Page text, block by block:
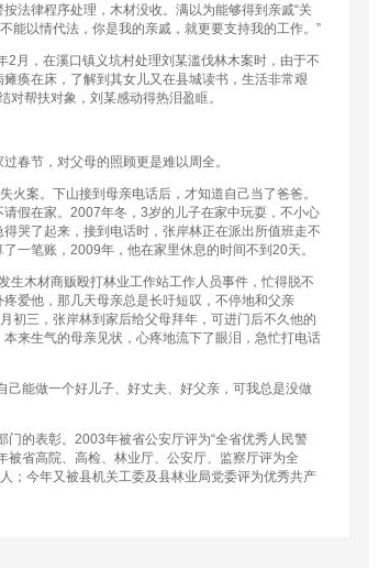
法律程序处理，木材没收。满以为能够得到亲戚“关
能以情代法，你是我的亲戚，就更要支持我的工作。”
，在溪口镇义坑村处理刘某滥伐林木案时，由于不
痪在床，了解到其女儿又在县城读书，生活非常艰
帮扶对象，刘某感动得热泪盈眶。
节，对父母的照顾更是难以周全。
案。下山接到母亲电话后，才知道自己当了爸爸。
假在家。2007年冬，3岁的儿子在家中玩耍，不小心
哭了起来，接到电话时，张岸林正在派出所值班走不
一笔账，2009年，他在家里休息的时间不到20天。
木材商贩殴打林业工作站工作人员事件，忙得脱不
爱他，那几天母亲总是长吁短叹，不停地和父亲
初三，张岸林到家后给父母拜年，可进门后不久他的
来生气的母亲见状，心疼地流下了眼泪，急忙打电话
能做一个好儿子、好丈夫、好父亲，可我总是没做
的表彰。2003年被省公安厅评为“全省优秀人民警
被省高院、高检、林业厅、公安厅、监察厅评为全
；今年又被县机关工委及县林业局党委评为优秀共产